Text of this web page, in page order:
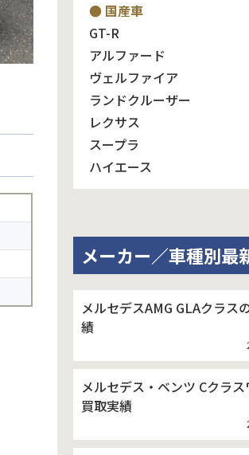
● 国産車
GT-R
アルファード
ヴェルファイア
ランドクルーザー
レクサス
スープラ
ハイエース
メーカー／車種別最
メルセデスAMG GLAクラス
績
メルセデス・ベンツ Cクラ
買取実績